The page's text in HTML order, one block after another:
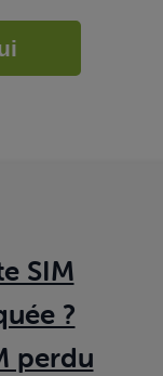
SIM
?
perdu